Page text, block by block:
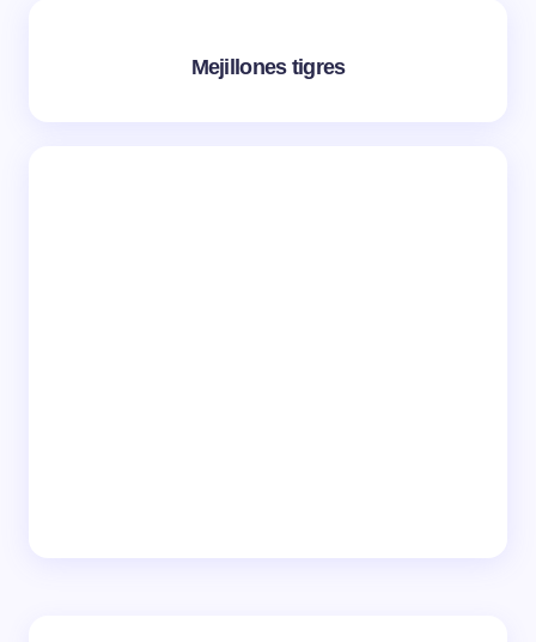
Mejillones tigres